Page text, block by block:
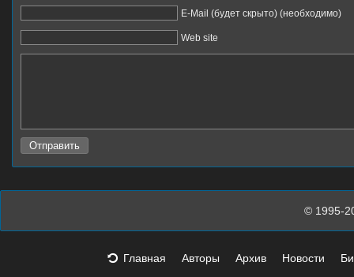
E-Mail (будет скрыто) (необходимо)
Web site
© 1995-
Главная Авторы Архив Новости